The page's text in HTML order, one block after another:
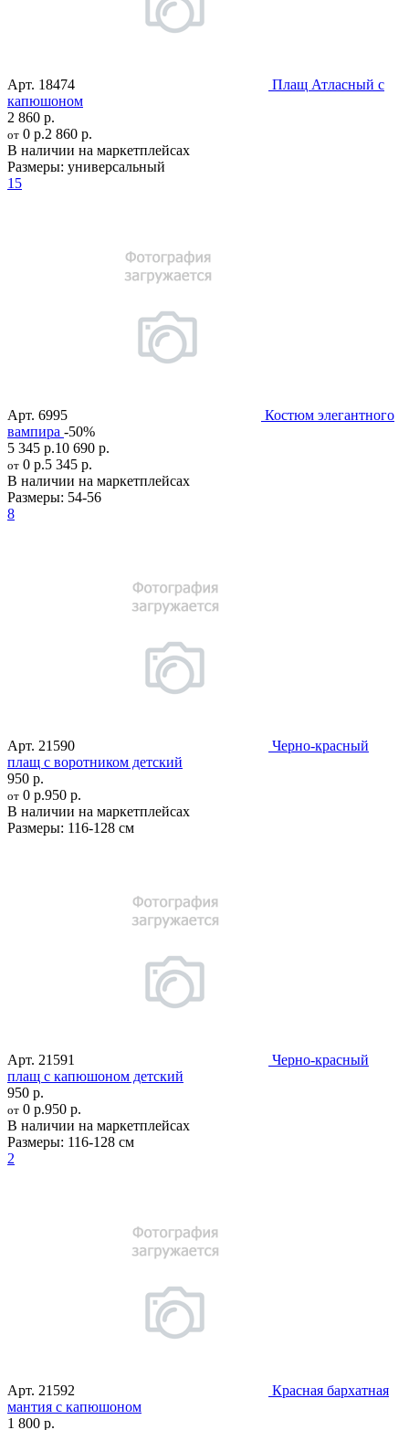
Арт. 18474
Плащ Атласный с
капюшоном
2 860 р.
от 0 р.2 860 р.
В наличии на маркетплейсах
Размеры: универсальный
15
Арт. 6995
Костюм элегантного
вампира -50%
5 345 р.10 690 р.
от 0 р.5 345 р.
В наличии на маркетплейсах
Размеры: 54-56
8
Арт. 21590
Черно-красный
плащ с воротником детский
950 р.
от 0 р.950 р.
В наличии на маркетплейсах
Размеры: 116-128 см
Арт. 21591
Черно-красный
плащ с капюшоном детский
950 р.
от 0 р.950 р.
В наличии на маркетплейсах
Размеры: 116-128 см
2
Арт. 21592
Красная бархатная
мантия с капюшоном
1 800 р.